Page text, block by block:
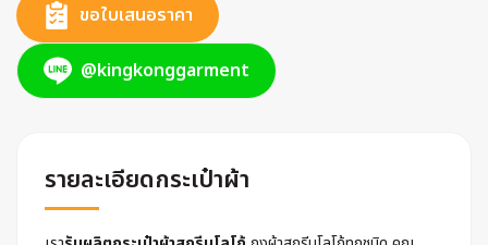
ขอใบเสนอราคา
@kingkonggarment
รายละเอียดกระเป๋าผ้า